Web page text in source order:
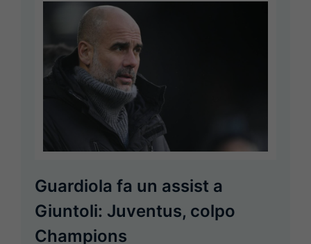
Guardiola fa un assist a
Giuntoli: Juventus, colpo
Champions